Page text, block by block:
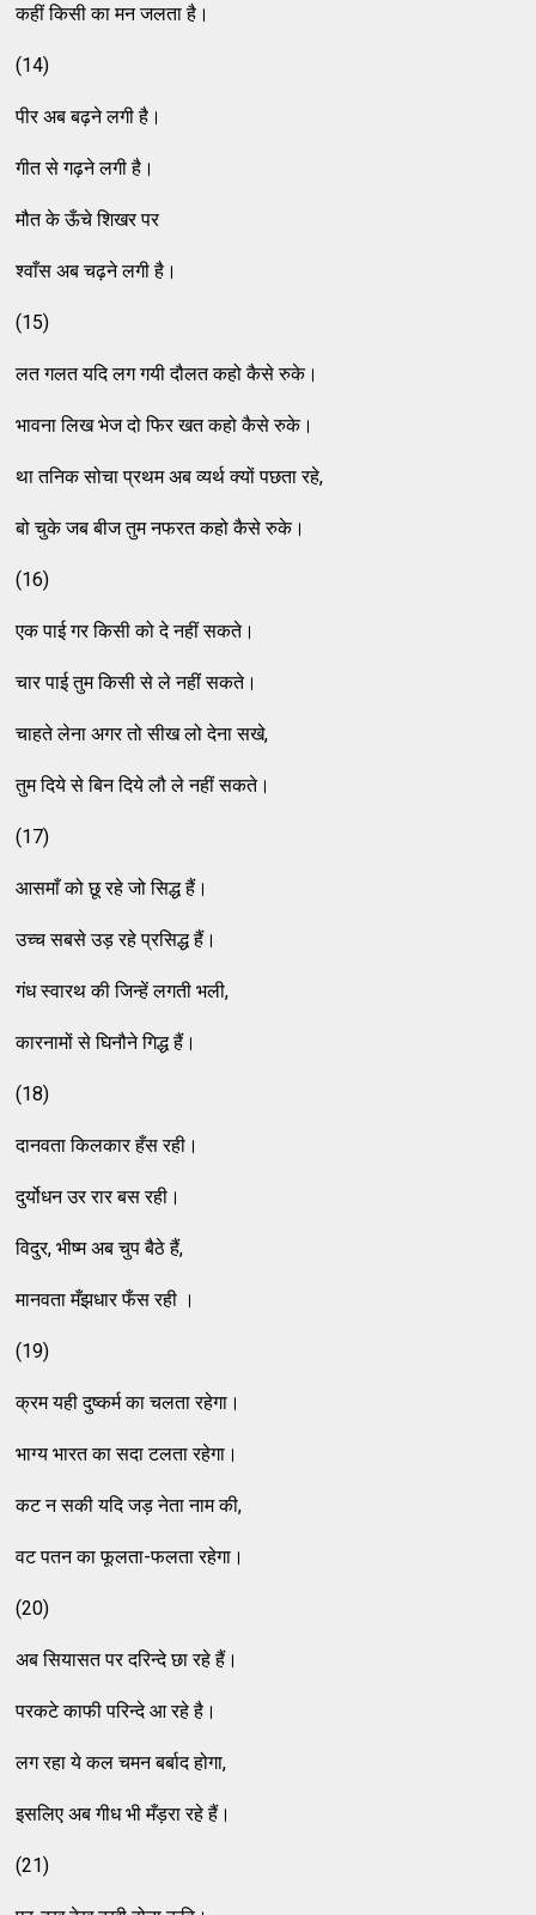
कहीं किसी का मन जलता है।
(14)
पीर अब बढ़ने लगी है।
गीत से गढ़ने लगी है।
मौत के ऊँचे शिखर पर
श्वाँस अब चढ़ने लगी है।
(15)
लत गलत यदि लग गयी दौलत कहो कैसे रुके।
भावना लिख भेज दो फिर खत कहो कैसे रुके।
था तनिक सोचा प्रथम अब व्यर्थ क्यों पछता रहे,
बो चुके जब बीज तुम नफरत कहो कैसे रुके।
(16)
एक पाई गर किसी को दे नहीं सकते।
चार पाई तुम किसी से ले नहीं सकते।
चाहते लेना अगर तो सीख लो देना सखे,
तुम दिये से बिन दिये लौ ले नहीं सकते।
(17)
आसमाँ को छू रहे जो सिद्ध हैं।
उच्च सबसे उड़ रहे प्रसिद्ध हैं।
गंध स्वारथ की जिन्हें लगती भली,
कारनामों से घिनौने गिद्ध हैं।
(18)
दानवता किलकार हँस रही।
दुर्योधन उर रार बस रही।
विदुर, भीष्म अब चुप बैठे हैं,
मानवता मँझधार फँस रही ।
(19)
क्रम यही दुष्कर्म का चलता रहेगा।
भाग्य भारत का सदा टलता रहेगा।
कट न सकी यदि जड़ नेता नाम की,
वट पतन का फूलता-फलता रहेगा।
(20)
अब सियासत पर दरिन्दे छा रहे हैं।
परकटे काफी परिन्दे आ रहे है।
लग रहा ये कल चमन बर्बाद होगा,
इसलिए अब गीध भी मँड़रा रहे हैं।
(21)